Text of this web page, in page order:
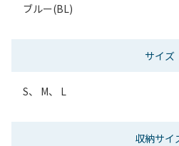
ブルー(BL)
サイズ
S、 M、 L
収納サイ